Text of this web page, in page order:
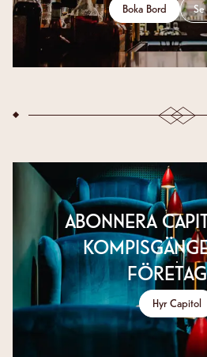
Boka Bord
ABONNERA
Hyr Capitol